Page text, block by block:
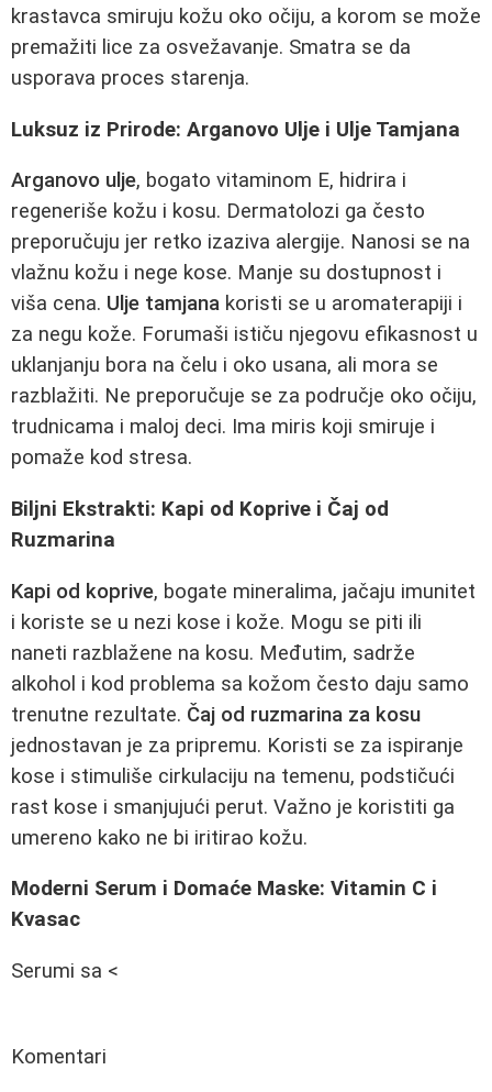
krastavca smiruju kožu oko očiju, a korom se može
premažiti lice za osvežavanje. Smatra se da
usporava proces starenja.
Luksuz iz Prirode: Arganovo Ulje i Ulje Tamjana
Arganovo ulje, bogato vitaminom E, hidrira i
regeneriše kožu i kosu. Dermatolozi ga često
preporučuju jer retko izaziva alergije. Nanosi se na
vlažnu kožu i nege kose. Manje su dostupnost i
viša cena. Ulje tamjana koristi se u aromaterapiji i
za negu kože. Forumaši ističu njegovu efikasnost u
uklanjanju bora na čelu i oko usana, ali mora se
razblažiti. Ne preporučuje se za područje oko očiju,
trudnicama i maloj deci. Ima miris koji smiruje i
pomaže kod stresa.
Biljni Ekstrakti: Kapi od Koprive i Čaj od
Ruzmarina
Kapi od koprive, bogate mineralima, jačaju imunitet
i koriste se u nezi kose i kože. Mogu se piti ili
naneti razblažene na kosu. Međutim, sadrže
alkohol i kod problema sa kožom često daju samo
trenutne rezultate. Čaj od ruzmarina za kosu
jednostavan je za pripremu. Koristi se za ispiranje
kose i stimuliše cirkulaciju na temenu, podstičući
rast kose i smanjujući perut. Važno je koristiti ga
umereno kako ne bi iritirao kožu.
Moderni Serum i Domaće Maske: Vitamin C i
Kvasac
Serumi sa <
Komentari